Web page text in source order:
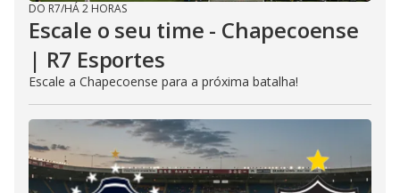
DO R7/HÁ 2 HORAS
Escale o seu time - Chapecoense
| R7 Esportes
Escale a Chapecoense para a próxima batalha!